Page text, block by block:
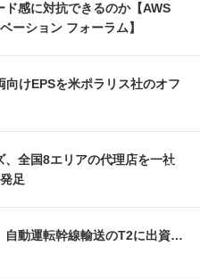
感に対抗できるのか【AWS
ーション フォーラム】
けEPSを米ポラリス社のオフ
全国8エリアの代理店を一社
足
自動運転幹線輸送のT2に出資…